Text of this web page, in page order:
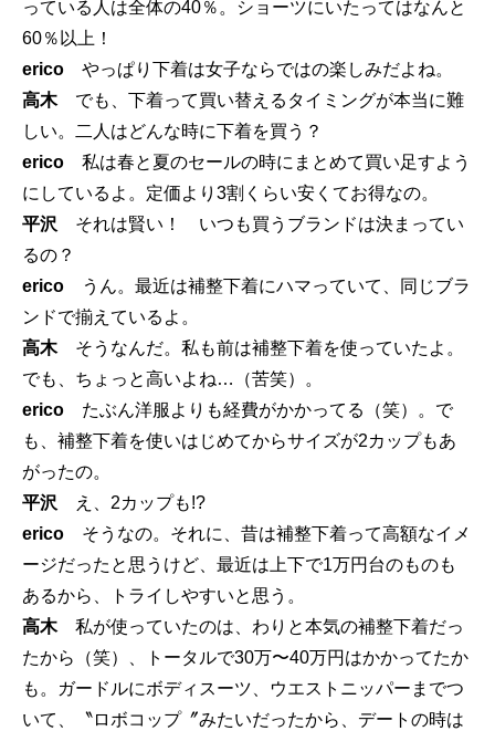
っている人は全体の40％。ショーツにいたってはなんと
60％以上！
erico やっぱり下着は女子ならではの楽しみだよね。
高木でも、下着って買い替えるタイミングが本当に難
しい。二人はどんな時に下着を買う？
erico 私は春と夏のセールの時にまとめて買い足すよう
にしているよ。定価より3割くらい安くてお得なの。
平沢 それは賢い！ いつも買うブランドは決まってい
るの？
erico うん。最近は補整下着にハマっていて、同じブラ
ンドで揃えているよ。
高木そうなんだ。私も前は補整下着を使っていたよ。
でも、ちょっと高いよね…（苦笑）。
erico たぶん洋服よりも経費がかかってる（笑）。で
も、補整下着を使いはじめてからサイズが2カップもあ
がったの。
平沢 え、2カップも!?
erico そうなの。それに、昔は補整下着って高額なイメ
ージだったと思うけど、最近は上下で1万円台のものも
あるから、トライしやすいと思う。
高木私が使っていたのは、わりと本気の補整下着だっ
たから（笑）、トータルで30万〜40万円はかかってたか
も。ガードルにボディスーツ、ウエストニッパーまでつ
いて、〝ロボコップ〞みたいだったから、デートの時は